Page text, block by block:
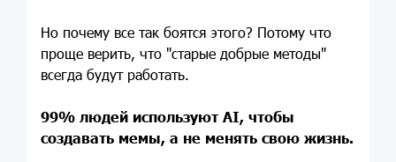
Но почему все так боятся этого? Потому что
проще верить, что "старые добрые методы"
всегда будут работать.
99% людей используют AI, чтобы
создавать мемы, а не менять свою жизнь.